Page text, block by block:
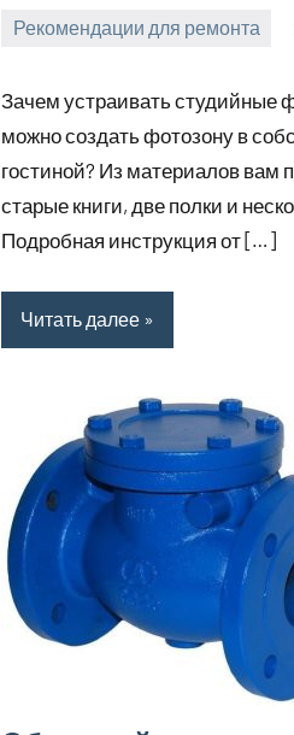
Рекомендации для ремонта
molokovostro
Зачем устраивать студийные
можно создать фотозону в
гостиной? Из материалов вам
старые книги, две полки и
Подробная инструкция от […]
Читать далее